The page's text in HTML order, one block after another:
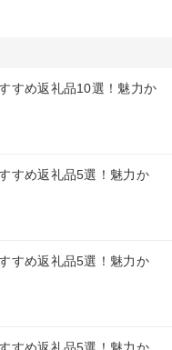
すめ返礼品10選！魅力か
すめ返礼品5選！魅力か
すめ返礼品5選！魅力か
すめ返礼品5選！魅力か